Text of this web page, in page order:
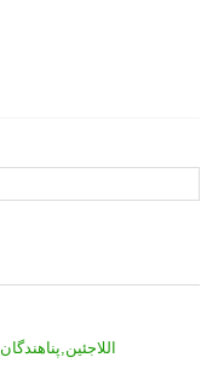
Flüchtlinge, Refugees, Réfugié, беженцы,اللاجئين,پناهندگان